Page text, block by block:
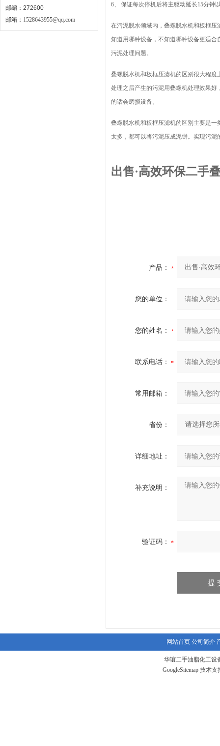
邮编：272600
邮箱： 1528643955@qq.com
6、 保证每次停机后将主驱动延长15分钟
在污泥脱水领域内，叠螺脱水机和板框
知道用哪种设备，不知道哪种设备更适
污泥处理问题。
叠螺脱水机和板框压滤机的区别很大程
处理之后产生的污泥用叠螺机处理效果
的话会磨损设备。
叠螺脱水机和板框压滤机的区别主要是
太多，都可以将污泥压成泥饼。实现污
出售·高效环保二手
产品：
您的单位：
您的姓名：
联系电话：
常用邮箱：
省份：
详细地址：
补充说明：
验证码：
网站首页 公司简介
华谊二手油脂化工设
GoogleSitemap 技术支